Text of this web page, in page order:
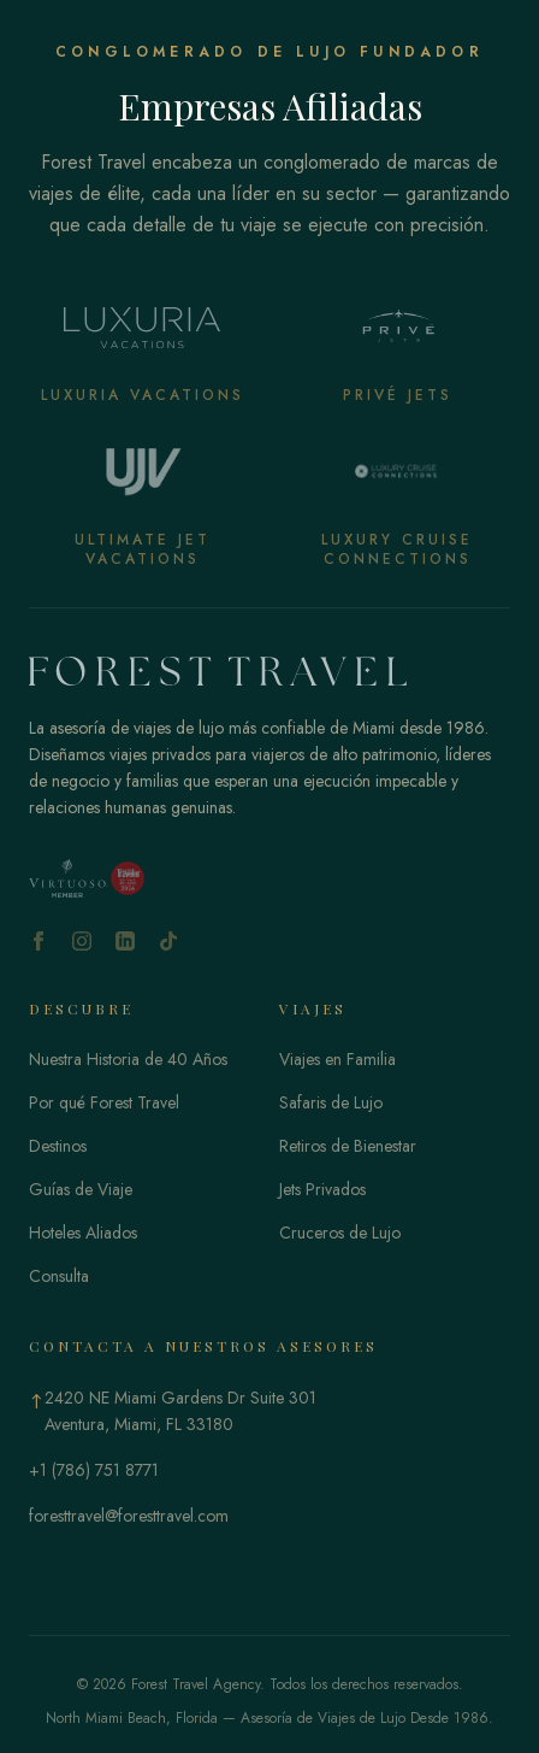
CONGLOMERADO DE LUJO FUNDADOR
Empresas Afiliadas
Forest Travel encabeza un conglomerado de marcas de
viajes de élite, cada una líder en su sector — garantizando
que cada detalle de tu viaje se ejecute con precisión.
LUXURIA VACATIONS PRIVÉ JETS
ULTIMATE JET
VACATIONS
LUXURY CRUISE
CONNECTIONS
La asesoría de viajes de lujo más confiable de Miami desde 1986.
Diseñamos viajes privados para viajeros de alto patrimonio, líderes
de negocio y familias que esperan una ejecución impecable y
relaciones humanas genuinas.
DESCUBRE
Nuestra Historia de 40 Años
Por qué Forest Travel
Destinos
Guías de Viaje
Hoteles Aliados
Consulta
VIAJES
Viajes en Familia
Safaris de Lujo
Retiros de Bienestar
Jets Privados
Cruceros de Lujo
CONTACTA A NUESTROS ASESORES
↑2420 NE Miami Gardens Dr Suite 301
Aventura, Miami, FL 33180
+1 (786) 751 8771
foresttravel@foresttravel.com
© 2026 Forest Travel Agency. Todos los derechos reservados.
North Miami Beach, Florida — Asesoría de Viajes de Lujo Desde 1986.